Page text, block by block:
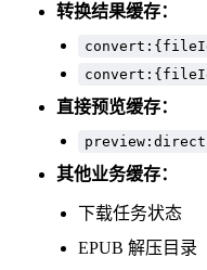
转换结果缓存：
直接预览缓存：
其他业务缓存：
下载任务状态
EPUB 解压目录